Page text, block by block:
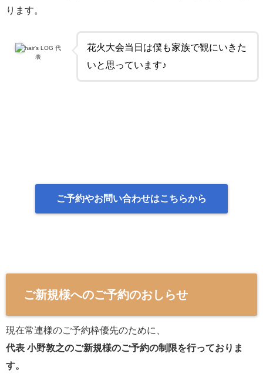
ります。
花火大会当日は僕も家族で観にいきた
いと思っています♪
hair's LOG 代
表
ご予約やお問い合わせはこちらから
ご新規様へのご予約のおしらせ
現在常連様のご予約枠優先のために、
代表 小野敦之のご新規様のご予約の制限を行っておりま
す。